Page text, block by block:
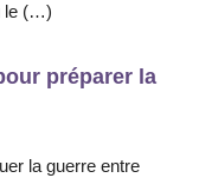
le (…)
préparer la
la guerre entre